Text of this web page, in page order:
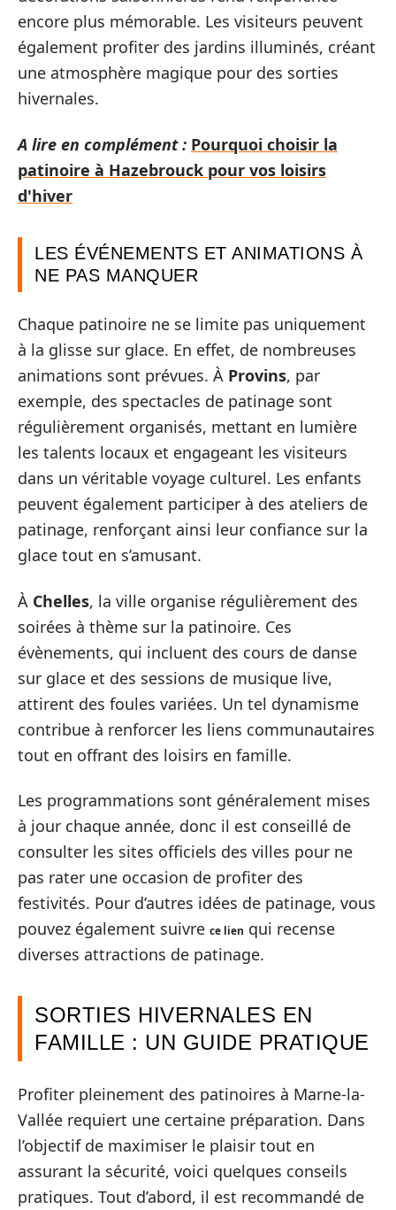
encore plus mémorable. Les visiteurs peuvent
également profiter des jardins illuminés, créant
une atmosphère magique pour des sorties
hivernales.
A lire en complément : Pourquoi choisir la
patinoire à Hazebrouck pour vos loisirs
d'hiver
LES ÉVÉNEMENTS ET ANIMATIONS À
NE PAS MANQUER
Chaque patinoire ne se limite pas uniquement
à la glisse sur glace. En effet, de nombreuses
animations sont prévues. À Provins, par
exemple, des spectacles de patinage sont
régulièrement organisés, mettant en lumière
les talents locaux et engageant les visiteurs
dans un véritable voyage culturel. Les enfants
peuvent également participer à des ateliers de
patinage, renforçant ainsi leur confiance sur la
glace tout en s’amusant.
À Chelles, la ville organise régulièrement des
soirées à thème sur la patinoire. Ces
évènements, qui incluent des cours de danse
sur glace et des sessions de musique live,
attirent des foules variées. Un tel dynamisme
contribue à renforcer les liens communautaires
tout en offrant des loisirs en famille.
Les programmations sont généralement mises
à jour chaque année, donc il est conseillé de
consulter les sites officiels des villes pour ne
pas rater une occasion de profiter des
festivités. Pour d’autres idées de patinage, vous
pouvez également suivre ce lien qui recense
diverses attractions de patinage.
SORTIES HIVERNALES EN
FAMILLE : UN GUIDE PRATIQUE
Profiter pleinement des patinoires à Marne-la-
Vallée requiert une certaine préparation. Dans
l’objectif de maximiser le plaisir tout en
assurant la sécurité, voici quelques conseils
pratiques. Tout d’abord, il est recommandé de